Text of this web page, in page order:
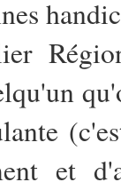
et